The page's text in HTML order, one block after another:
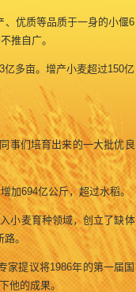
优质等品质于一身的小偃6
推自广。
多亩。增产小麦超过150亿
事们培育出来的一大批优良
加694亿公斤，超过水稻。
小麦育种领域，创立了缺体
。
提议将1986年的第一届国
他的成果。